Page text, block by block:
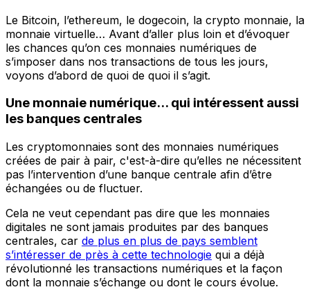
Le Bitcoin, l’ethereum, le dogecoin, la crypto monnaie, la
monnaie virtuelle… Avant d’aller plus loin et d’évoquer
les chances qu’on ces monnaies numériques de
s’imposer dans nos transactions de tous les jours,
voyons d’abord de quoi de quoi il s’agit.
Une monnaie numérique... qui intéressent aussi
les banques centrales
Les cryptomonnaies sont des monnaies numériques
créées de pair à pair, c'est-à-dire qu’elles ne nécessitent
pas l’intervention d’une banque centrale afin d’être
échangées ou de fluctuer.
Cela ne veut cependant pas dire que les monnaies
digitales ne sont jamais produites par des banques
centrales, car de plus en plus de pays semblent
s’intéresser de près à cette technologie qui a déjà
révolutionné les transactions numériques et la façon
dont la monnaie s’échange ou dont le cours évolue.